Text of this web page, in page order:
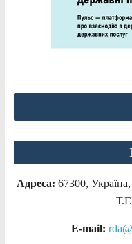
Адреса: 67300,
E-mail: